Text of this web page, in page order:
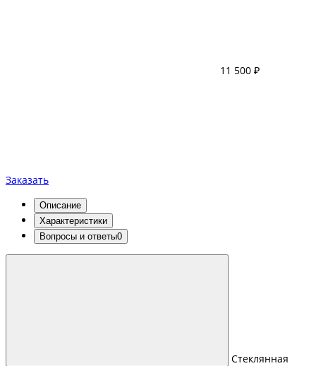
11 500 ₽
Заказать
Описание
Характеристики
Вопросы и ответы0
Стеклянная